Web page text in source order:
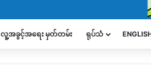
လူ့အခွင့်အရေး မှတ်တမ်း ရုပ်သံ